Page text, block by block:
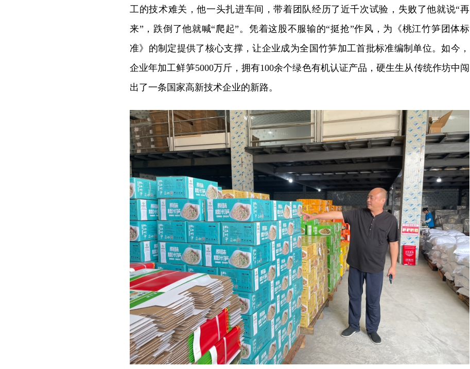
工的技术难关，他一头扎进车间，带着团队经历了近千次试验，失败了他就说“再
来”，跌倒了他就喊“爬起”。凭着这股不服输的“挺抢”作风，为《桃江竹笋团体标
准》的制定提供了核心支撑，让企业成为全国竹笋加工首批标准编制单位。如今，
企业年加工鲜笋5000万斤，拥有100余个绿色有机认证产品，硬生生从传统作坊中闯
出了一条国家高新技术企业的新路。